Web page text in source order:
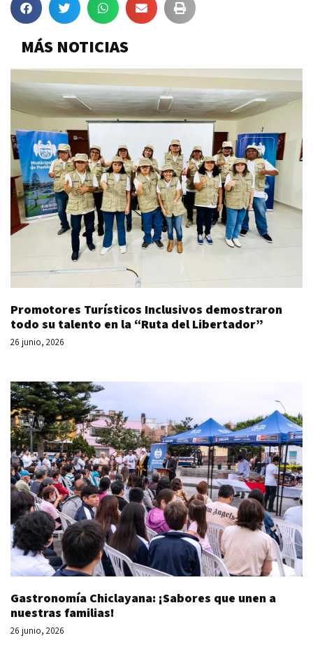
MÁS NOTICIAS
Promotores Turísticos Inclusivos demostraron
todo su talento en la “Ruta del Libertador”
26 junio, 2026
Gastronomía Chiclayana: ¡Sabores que unen a
nuestras familias!
26 junio, 2026